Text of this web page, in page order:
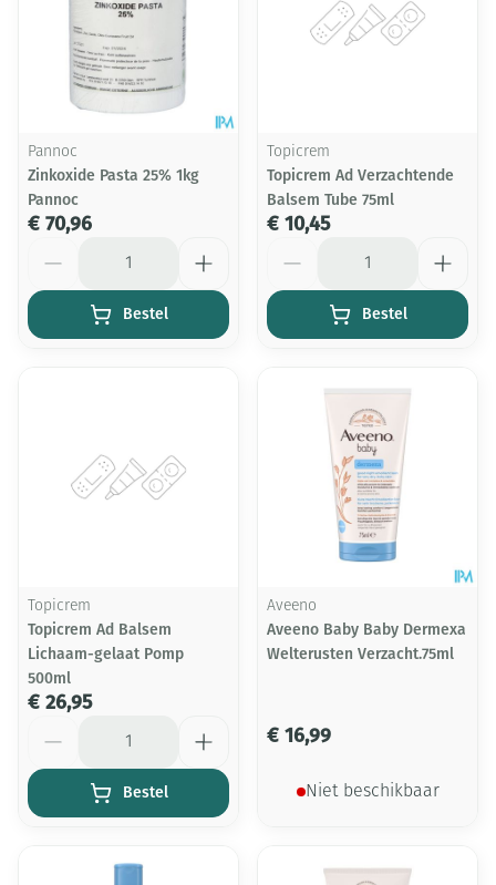
Pannoc
Zinkoxide Pasta 25% 1kg
Pannoc
€ 70,96
Bestel
Topicrem
Topicrem Ad Verzachtende
Balsem Tube 75ml
€ 10,45
Bestel
Topicrem
Topicrem Ad Balsem
Lichaam-gelaat Pomp
500ml
€ 26,95
Bestel
Aveeno
Aveeno Baby Baby Dermexa
Welterusten Verzacht.75ml
€ 16,99
Niet beschikbaar